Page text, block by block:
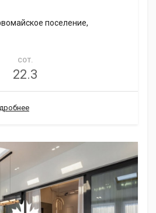
поселение,
СОТ.
22.3